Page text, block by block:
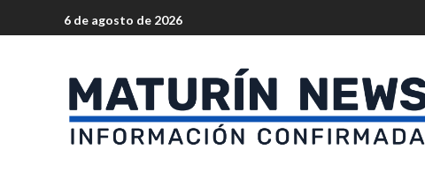
6 de agosto de 2026